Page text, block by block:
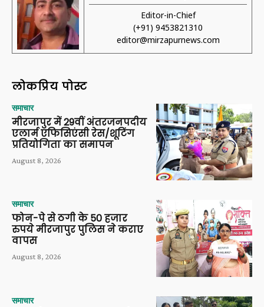
Editor-in-Chief
(+91) 9453821310
editor@mirzapurnews.com
लोकप्रिय पोस्ट
समाचार
मीरजापुर में 29वीं अंतरजनपदीय
एलार्म एफिसिएंसी रेस/शूटिंग
प्रतियोगिता का समापन
August 8, 2026
समाचार
फोन-पे से ठगी के 50 हजार
रुपये मीरजापुर पुलिस ने कराए
वापस
August 8, 2026
समाचार